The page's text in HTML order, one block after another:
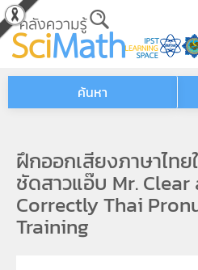
Skip to main content
ค้นหา
ฝึกออกเสียงภาษาไท
ชัดสาวแอ๊บ Mr.
Correctly Thai
Training